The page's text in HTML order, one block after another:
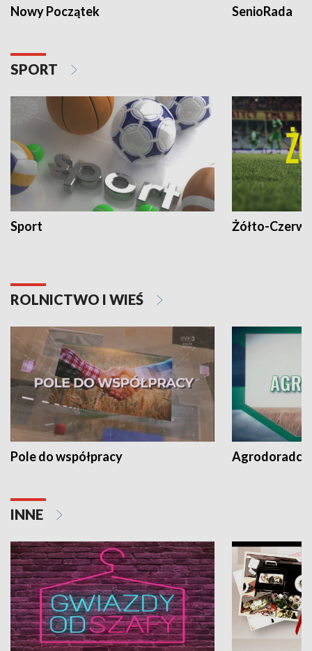
Nowy Początek SenioRada
SPORT
Sport Żółto-
ROLNICTWO I WIEŚ
Pole do współpracy Agrodoradcy
INNE